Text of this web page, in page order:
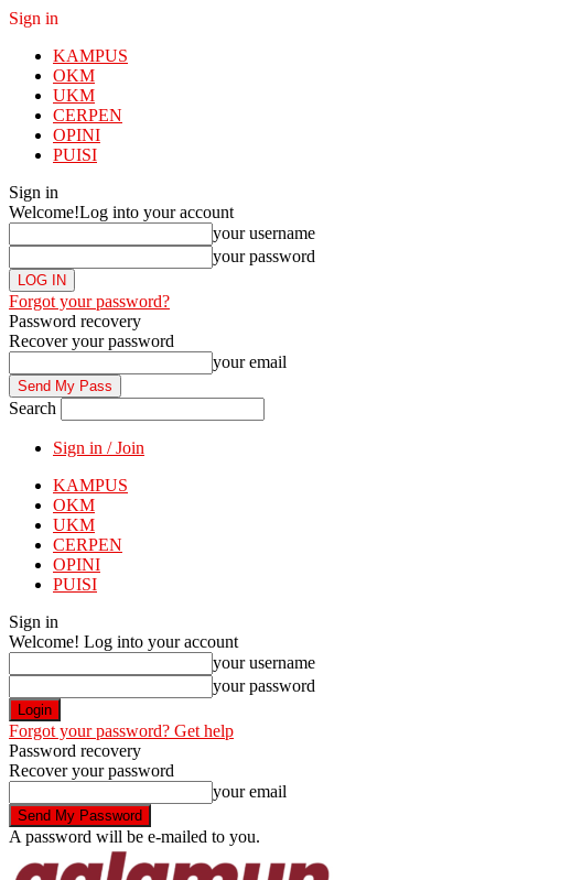
Sign in
KAMPUS
OKM
UKM
CERPEN
OPINI
PUISI
Sign in
Welcome!Log into your account
your username
your password
Forgot your password?
Password recovery
Recover your password
your email
Search
Sign in / Join
KAMPUS
OKM
UKM
CERPEN
OPINI
PUISI
Sign in
Welcome! Log into your account
your username
your password
Forgot your password? Get help
Password recovery
Recover your password
your email
A password will be e-mailed to you.